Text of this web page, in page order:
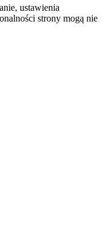
ustawienia
strony mogą nie